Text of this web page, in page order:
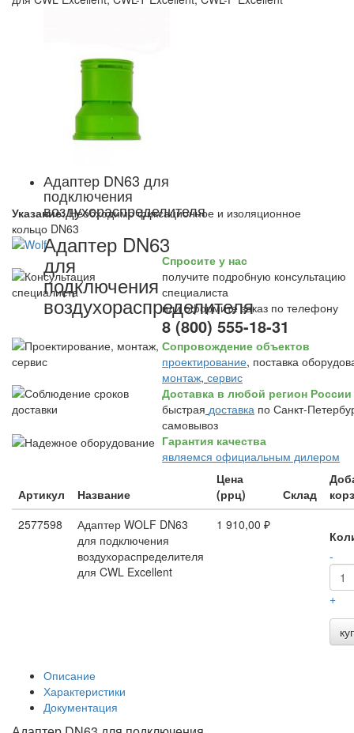
Адаптер DN63 для
подключения
воздухораспределителя
Адаптер DN63
для
подключения
воздухораспределителя
Указание:Необходимо фиксационное и изоляционное
кольцо DN63
Спросите у нас
получите подробную консультацию
специалиста
или оформите заказ по телефону
8 (800) 555-18-31
Сопровождение объектов
проектирование, поставка
монтаж, сервис
Доставка в любой регион России
быстрая доставка по Санкт-
самовывоз
Гарантия качества
являемся официальным дилером
Артикул Название
Цена
(ррц)
Склад
2577598
Адаптер WOLF DN63
для подключения
воздухораспределителя
для CWL Excellent
1 910,00 ₽
-
+
Описание
Характеристики
Документация